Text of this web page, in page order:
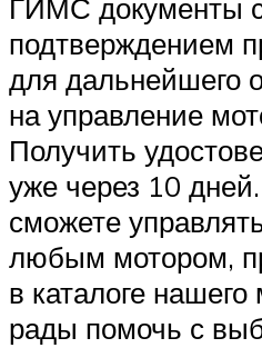
ГИМС документы
подтверждением
для дальнейшего
на управление
Получить
уже через 10
сможете
любым мотором,
в каталоге
рады помочь с